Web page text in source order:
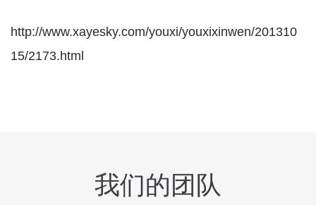
http://www.xayesky.com/youxi/youxixinwen/201310
15/2173.html
我们的团队